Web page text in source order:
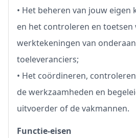
• Het beheren van jouw
en het controleren en toetsen
werktekeningen van
toeleveranciers;
• Het coördineren,
de werkzaamheden en
uitvoerder of de vakmannen.
Functie-eisen